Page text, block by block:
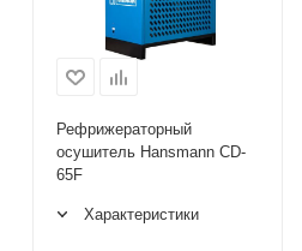
Рефрижераторный
осушитель Hansmann CD-
65F
Характеристики